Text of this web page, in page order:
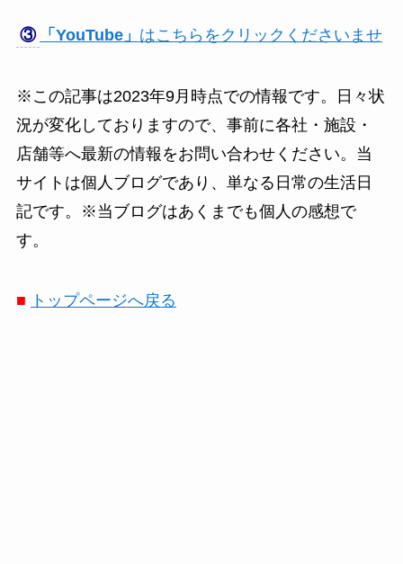
③ 「YouTube」 はこちらをクリックくださいませ
※この記事は2023年9月時点での情報です。日々状
況が変化しておりますので、事前に各社・施設・
店舗等へ最新の情報をお問い合わせください。当
サイトは個人ブログであり、単なる日常の生活日
記です。※当ブログはあくまでも個人の感想で
す。
■ トップページへ戻る